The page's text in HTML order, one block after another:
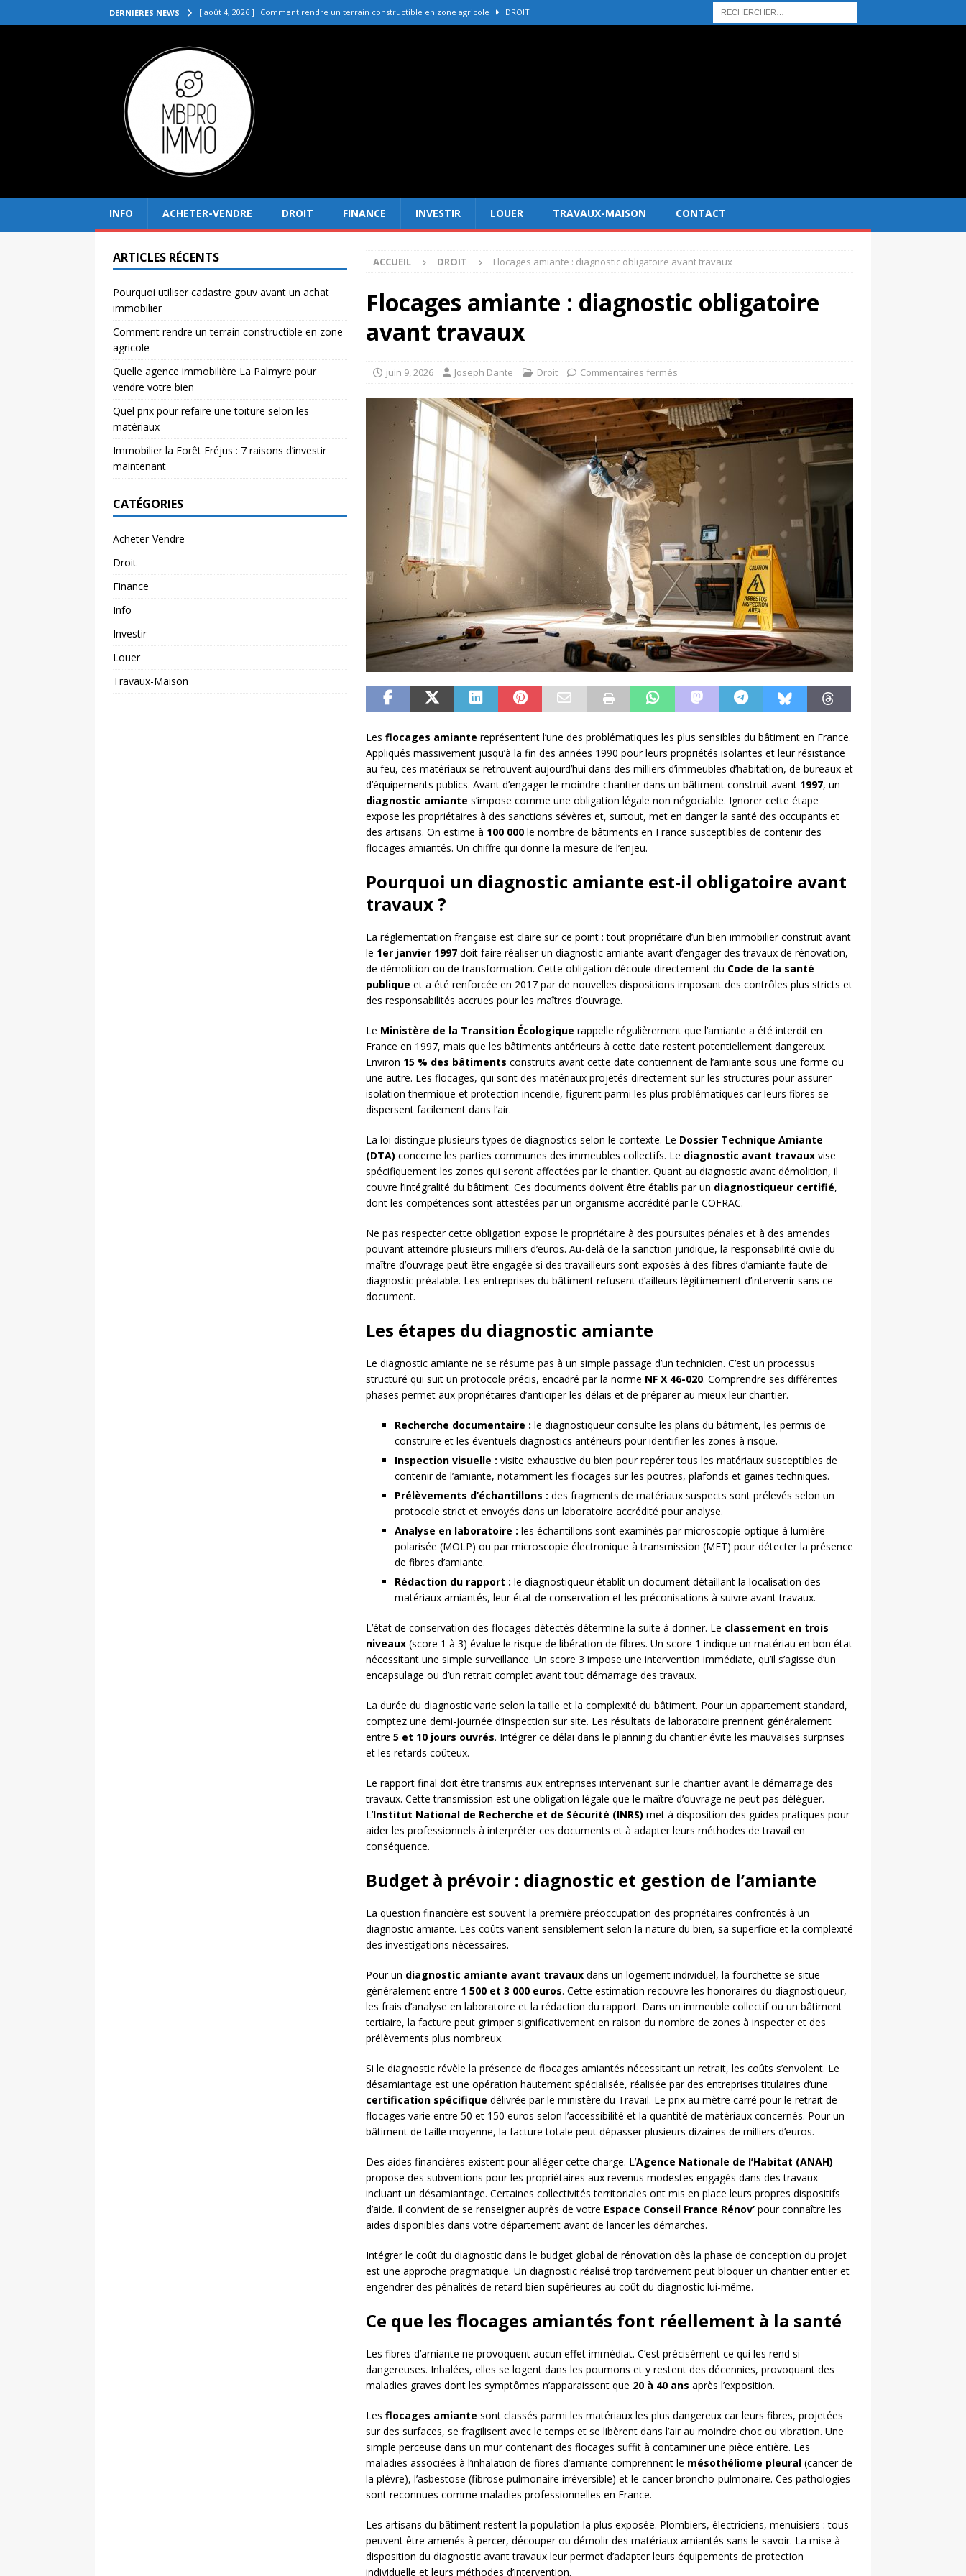
DERNIÈRES NEWS [ août 4, 2026 ] Comment rendre un terrain constructible en zone agricole DROIT
VENDRE
[ juillet 27, 2026 ]
[ juillet 23, 2026 ]
[ août 8, 2026 ]
INFO ACHETER-VENDRE DROIT FINANCE INVESTIR LOUER TRAVAUX-MAISON CONTACT
ACCUEIL DROIT Flocages amiante : diagnostic obligatoire avant travaux
Flocages amiante : diagnostic obligatoire
avant travaux
juin 9, 2026 Joseph Dante Droit Commentaires fermés
Les flocages amiante représentent l’une des problématiques les plus sensibles du bâtiment en France.
Appliqués massivement jusqu’à la fin des années 1990 pour leurs propriétés isolantes et leur résistance
au feu, ces matériaux se retrouvent aujourd’hui dans des milliers d’immeubles d’habitation, de bureaux et
d’équipements publics. Avant d’engager le moindre chantier dans un bâtiment construit avant 1997, un
diagnostic amiante s’impose comme une obligation légale non négociable. Ignorer cette étape
expose les propriétaires à des sanctions sévères et, surtout, met en danger la santé des occupants et
des artisans. On estime à 100 000le nombre de bâtiments en France susceptibles de contenir des
flocages amiantés. Un chiffre qui donne la mesure de l’enjeu.
Pourquoi un diagnostic amiante est-il obligatoire avant
travaux ?
La réglementation française est claire sur ce point : tout propriétaire d’un bien immobilier construit avant
le 1er janvier 1997doit faire réaliser un diagnostic amiante avant d’engager des travaux de rénovation,
de démolition ou de transformation. Cette obligation découle directement du Code de la santé
publique et a été renforcée en 2017 par de nouvelles dispositions imposant des contrôles plus stricts et
des responsabilités accrues pour les maîtres d’ouvrage.
Le Ministère de la Transition Écologique rappelle régulièrement que l’amiante a été interdit en
France en 1997, mais que les bâtiments antérieurs à cette date restent potentiellement dangereux.
Environ 15 % des bâtiments construits avant cette date contiennent de l’amiante sous une forme ou
une autre. Les flocages, qui sont des matériaux projetés directement sur les structures pour assurer
isolation thermique et protection incendie, figurent parmi les plus problématiques car leurs fibres se
dispersent facilement dans l’air.
La loi distingue plusieurs types de diagnostics selon le contexte. Le Dossier Technique Amiante
(DTA) concerne les parties communes des immeubles collectifs. Le diagnostic avant travauxvise
spécifiquement les zones qui seront affectées par le chantier. Quant au diagnostic avant démolition, il
couvre l’intégralité du bâtiment. Ces documents doivent être établis par un diagnostiqueur certifié,
dont les compétences sont attestées par un organisme accrédité par le COFRAC.
Ne pas respecter cette obligation expose le propriétaire à des poursuites pénales et à des amendes
pouvant atteindre plusieurs milliers d’euros. Au-delà de la sanction juridique, la responsabilité civile du
maître d’ouvrage peut être engagée si des travailleurs sont exposés à des fibres d’amiante faute de
diagnostic préalable. Les entreprises du bâtiment refusent d’ailleurs légitimement d’intervenir sans ce
document.
Les étapes du diagnostic amiante
Le diagnostic amiante ne se résume pas à un simple passage d’un technicien. C’est un processus
structuré qui suit un protocole précis, encadré par la norme NF X 46-020. Comprendre ses différentes
phases permet aux propriétaires d’anticiper les délais et de préparer au mieux leur chantier.
Recherche documentaire : le diagnostiqueur consulte les plans du bâtiment, les permis de
construire et les éventuels diagnostics antérieurs pour identifier les zones à risque.
Inspection visuelle : visite exhaustive du bien pour repérer tous les matériaux susceptibles de
contenir de l’amiante, notamment les flocages sur les poutres, plafonds et gaines techniques.
Prélèvements d’échantillons : des fragments de matériaux suspects sont prélevés selon un
protocole strict et envoyés dans un laboratoire accrédité pour analyse.
Analyse en laboratoire : les échantillons sont examinés par microscopie optique à lumière
polarisée (MOLP) ou par microscopie électronique à transmission (MET) pour détecter la présence
de fibres d’amiante.
Rédaction du rapport : le diagnostiqueur établit un document détaillant la localisation des
matériaux amiantés, leur état de conservation et les préconisations à suivre avant travaux.
L’état de conservation des flocages détectés détermine la suite à donner. Le classement en trois
niveaux(score 1 à 3) évalue le risque de libération de fibres. Un score 1 indique un matériau en bon état
nécessitant une simple surveillance. Un score 3 impose une intervention immédiate, qu’il s’agisse d’un
encapsulage ou d’un retrait complet avant tout démarrage des travaux.
La durée du diagnostic varie selon la taille et la complexité du bâtiment. Pour un appartement standard,
comptez une demi-journée d’inspection sur site. Les résultats de laboratoire prennent généralement
entre 5 et 10 jours ouvrés. Intégrer ce délai dans le planning du chantier évite les mauvaises surprises
et les retards coûteux.
Le rapport final doit être transmis aux entreprises intervenant sur le chantier avant le démarrage des
travaux. Cette transmission est une obligation légale que le maître d’ouvrage ne peut pas déléguer.
L’Institut National de Recherche et de Sécurité (INRS) met à disposition des guides pratiques pour
aider les professionnels à interpréter ces documents et à adapter leurs méthodes de travail en
conséquence.
Budget à prévoir : diagnostic et gestion de l’amiante
La question financière est souvent la première préoccupation des propriétaires confrontés à un
diagnostic amiante. Les coûts varient sensiblement selon la nature du bien, sa superficie et la complexité
des investigations nécessaires.
Pour un diagnostic amiante avant travauxdans un logement individuel, la fourchette se situe
généralement entre 1 500 et 3 000 euros. Cette estimation recouvre les honoraires du diagnostiqueur,
les frais d’analyse en laboratoire et la rédaction du rapport. Dans un immeuble collectif ou un bâtiment
tertiaire, la facture peut grimper significativement en raison du nombre de zones à inspecter et des
prélèvements plus nombreux.
Si le diagnostic révèle la présence de flocages amiantés nécessitant un retrait, les coûts s’envolent. Le
désamiantage est une opération hautement spécialisée, réalisée par des entreprises titulaires d’une
certification spécifique délivrée par le ministère du Travail. Le prix au mètre carré pour le retrait de
flocages varie entre 50 et 150 euros selon l’accessibilité et la quantité de matériaux concernés. Pour un
bâtiment de taille moyenne, la facture totale peut dépasser plusieurs dizaines de milliers d’euros.
Des aides financières existent pour alléger cette charge. L’Agence Nationale de l’Habitat (ANAH)
propose des subventions pour les propriétaires aux revenus modestes engagés dans des travaux
incluant un désamiantage. Certaines collectivités territoriales ont mis en place leurs propres dispositifs
d’aide. Il convient de se renseigner auprès de votre Espace Conseil France Rénov’pour connaître les
aides disponibles dans votre département avant de lancer les démarches.
Intégrer le coût du diagnostic dans le budget global de rénovation dès la phase de conception du projet
est une approche pragmatique. Un diagnostic réalisé trop tardivement peut bloquer un chantier entier et
engendrer des pénalités de retard bien supérieures au coût du diagnostic lui-même.
Ce que les flocages amiantés font réellement à la santé
Les fibres d’amiante ne provoquent aucun effet immédiat. C’est précisément ce qui les rend si
dangereuses. Inhalées, elles se logent dans les poumons et y restent des décennies, provoquant des
maladies graves dont les symptômes n’apparaissent que 20 à 40 ans après l’exposition.
Les flocages amiante sont classés parmi les matériaux les plus dangereux car leurs fibres, projetées
sur des surfaces, se fragilisent avec le temps et se libèrent dans l’air au moindre choc ou vibration. Une
simple perceuse dans un mur contenant des flocages suffit à contaminer une pièce entière. Les
maladies associées à l’inhalation de fibres d’amiante comprennent le mésothéliome pleural(cancer de
la plèvre), l’asbestose (fibrose pulmonaire irréversible) et le cancer broncho-pulmonaire. Ces pathologies
sont reconnues comme maladies professionnelles en France.
Les artisans du bâtiment restent la population la plus exposée. Plombiers, électriciens, menuisiers : tous
peuvent être amenés à percer, découper ou démolir des matériaux amiantés sans le savoir. La mise à
disposition du diagnostic avant travaux leur permet d’adapter leurs équipements de protection
individuelle et leurs méthodes d’intervention.
ARTICLES RÉCENTS
Pourquoi utiliser cadastre gouv avant un achat
immobilier
Comment rendre un terrain constructible en zone
agricole
Quelle agence immobilière La Palmyre pour
vendre votre bien
Quel prix pour refaire une toiture selon les
matériaux
Immobilier la Forêt Fréjus : 7 raisons d’investir
maintenant
CATÉGORIES
Acheter-Vendre
Droit
Finance
Info
Investir
Louer
Travaux-Maison